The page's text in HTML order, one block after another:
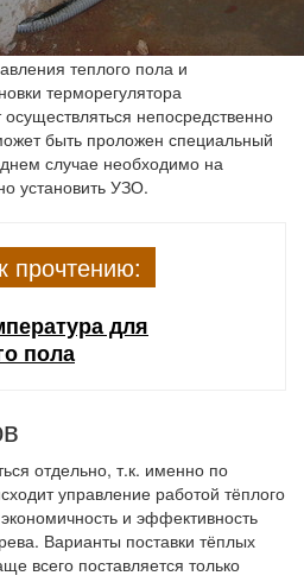
теплого пола и
терморегулятора
непосредственно
быть проложен специальный
случае необходимо на
установить УЗО.
прочтению:
для
пола
отдельно, т.к. именно по
управление работой тёплого
и эффективность
Варианты поставки тёплых
всего поставляется только